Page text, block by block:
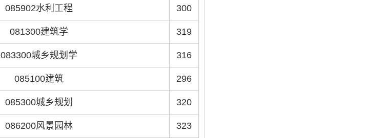
085902水利工程 300
081300建筑学 319
083300城乡规划学 316
085100建筑 296
085300城乡规划 320
086200风景园林 323